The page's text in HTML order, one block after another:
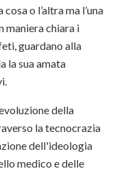
o l’altra ma l’una
maniera chiara i
guardano alla
la sua amata
della
la tecnocrazia
dell'ideologia
medico e delle